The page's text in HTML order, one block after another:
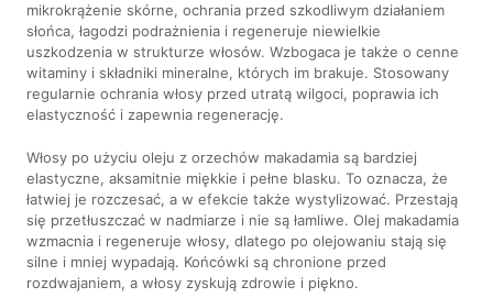
mikrokrążenie skórne, ochrania przed szkodliwym działaniem
słońca, łagodzi podrażnienia i regeneruje niewielkie
uszkodzenia w strukturze włosów. Wzbogaca je także o cenne
witaminy i składniki mineralne, których im brakuje. Stosowany
regularnie ochrania włosy przed utratą wilgoci, poprawia ich
elastyczność i zapewnia regenerację.
Włosy po użyciu oleju z orzechów makadamia są bardziej
elastyczne, aksamitnie miękkie i pełne blasku. To oznacza, że
łatwiej je rozczesać, a w efekcie także wystylizować. Przestają
się przetłuszczać w nadmiarze i nie są łamliwe. Olej makadamia
wzmacnia i regeneruje włosy, dlatego po olejowaniu stają się
silne i mniej wypadają. Końcówki są chronione przed
rozdwajaniem, a włosy zyskują zdrowie i piękno.